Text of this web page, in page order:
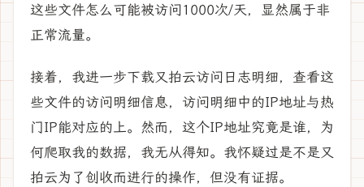
这些文件怎么可能被访问1000次/天，显然属于非
正常流量。
接着，我进一步下载又拍云访问日志明细，查看这
些文件的访问明细信息，访问明细中的IP地址与热
门IP能对应的上。然而，这个IP地址究竟是谁，为
何爬取我的数据，我无从得知。我怀疑过是不是又
拍云为了创收而进行的操作，但没有证据。